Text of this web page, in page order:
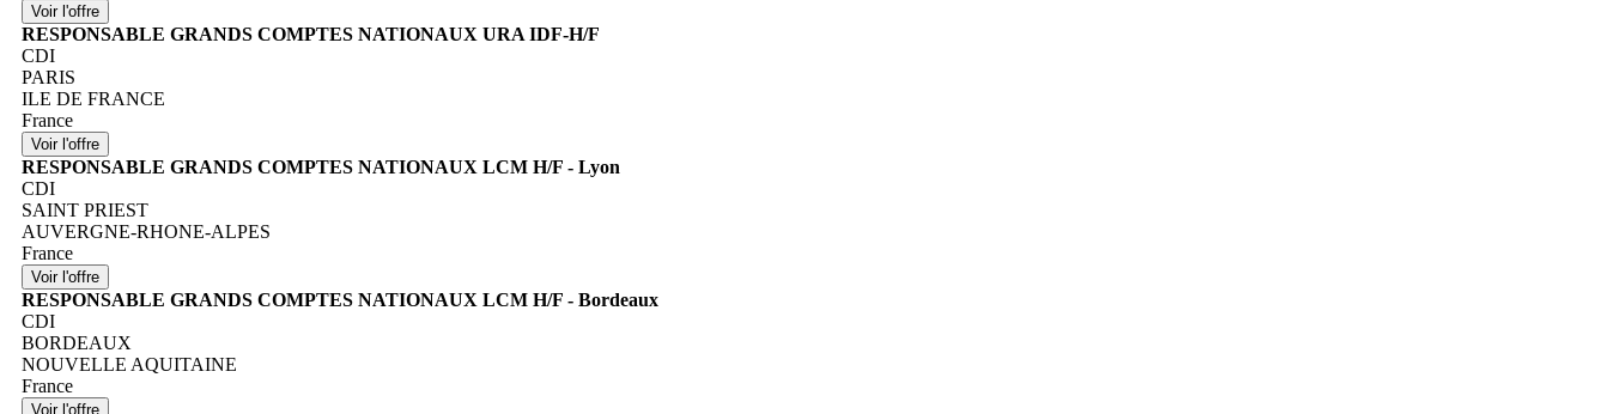
RESPONSABLE GRANDS COMPTES NATIONAUX URA IDF-H/F
CDI
PARIS
ILE DE FRANCE
France
RESPONSABLE GRANDS COMPTES NATIONAUX LCM H/F - Lyon
CDI
SAINT PRIEST
AUVERGNE-RHONE-ALPES
France
RESPONSABLE GRANDS COMPTES NATIONAUX LCM H/F - Bordeaux
CDI
BORDEAUX
NOUVELLE AQUITAINE
France